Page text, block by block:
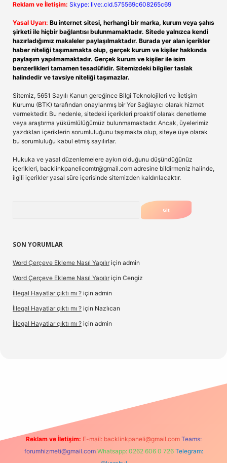
Reklam ve İletişim: Skype: live:.cid.575569c608265c69
Yasal Uyarı: Bu internet sitesi, herhangi bir marka, kurum veya şahıs
şirketi ile hiçbir bağlantısı bulunmamaktadır. Sitede yalnızca kendi
hazırladığımız makaleler paylaşılmaktadır. Burada yer alan içerikler
haber niteliği taşımamakta olup, gerçek kurum ve kişiler hakkında
paylaşım yapılmamaktadır. Gerçek kurum ve kişiler ile isim
benzerlikleri tamamen tesadüfidir. Sitemizdeki bilgiler taslak
halindedir ve tavsiye niteliği taşımazlar.
Sitemiz, 5651 Sayılı Kanun gereğince Bilgi Teknolojileri ve İletişim
Kurumu (BTK) tarafından onaylanmış bir Yer Sağlayıcı olarak hizmet
vermektedir. Bu nedenle, sitedeki içerikleri proaktif olarak denetleme
veya araştırma yükümlülüğümüz bulunmamaktadır. Ancak, üyelerimiz
yazdıkları içeriklerin sorumluluğunu taşımakta olup, siteye üye olarak
bu sorumluluğu kabul etmiş sayılırlar.
Hukuka ve yasal düzenlemelere aykırı olduğunu düşündüğünüz
içerikleri, backlinkpanelicomtr@gmail.com adresine bildirmeniz halinde,
ilgili içerikler yasal süre içerisinde sitemizden kaldırılacaktır.
SON YORUMLAR
Word Çerçeve Ekleme Nasıl Yapılır için admin
Word Çerçeve Ekleme Nasıl Yapılır için Cengiz
İllegal Hayatlar çıktı mı ? için admin
İllegal Hayatlar çıktı mı ? için Nazlıcan
İllegal Hayatlar çıktı mı ? için admin
Reklam ve İletişim: E-mail: backlinkpaneli@gmail.com Teams:
forumhizmeti@gmail.com Whatsapp: 0262 606 0 726 Telegram: